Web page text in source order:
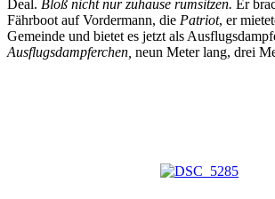
Deal. Bloß nicht nur zuhause rumsitzen. Er
Fährboot auf Vordermann, die Patriot, er
Gemeinde und bietet es jetzt als
Ausflugsdampferchen, neun Meter lang, drei